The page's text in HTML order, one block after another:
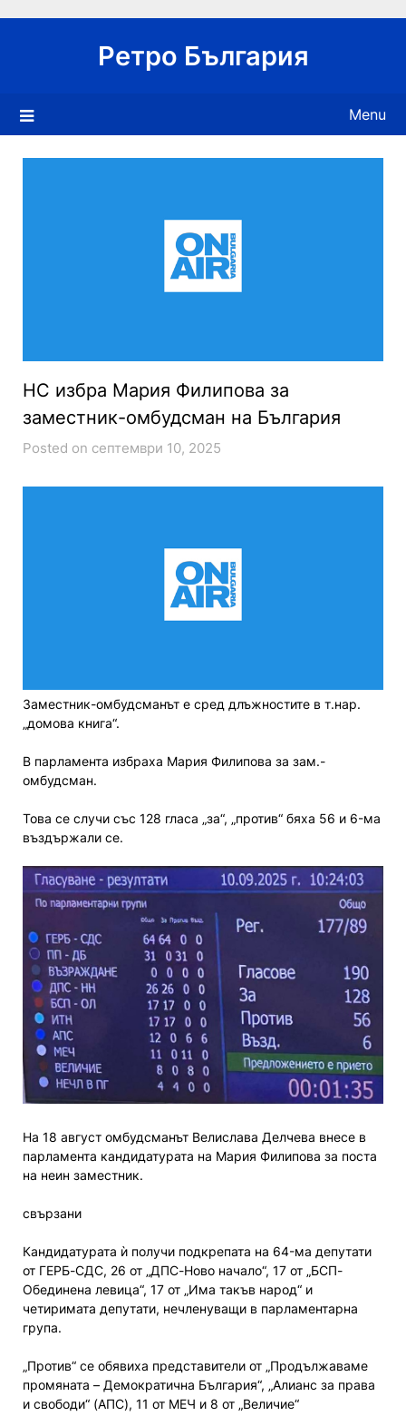
Ретро България
Menu
НС избра Мария Филипова за
заместник-омбудсман на България
Posted on септември 10, 2025
Заместник-омбудсманът е сред длъжностите в т.нар.
„домова книга“.
В парламента избраха Мария Филипова за зам.-
омбудсман.
Това се случи със 128 гласа „за“, „против“ бяха 56 и 6-ма
въздържали се.
На 18 август омбудсманът Велислава Делчева внесе в
парламента кандидатурата на Мария Филипова за поста
на неин заместник.
свързани
Кандидатурата ѝ получи подкрепата на 64-ма депутати
от ГЕРБ-СДС, 26 от „ДПС-Ново начало“, 17 от „БСП-
Обединена левица“, 17 от „Има такъв народ“ и
четиримата депутати, нечленуващи в парламентарна
група.
„Против“ се обявиха представители от „Продължаваме
промяната – Демократична България“, „Алианс за права
и свободи“ (АПС), 11 от МЕЧ и 8 от „Величие“